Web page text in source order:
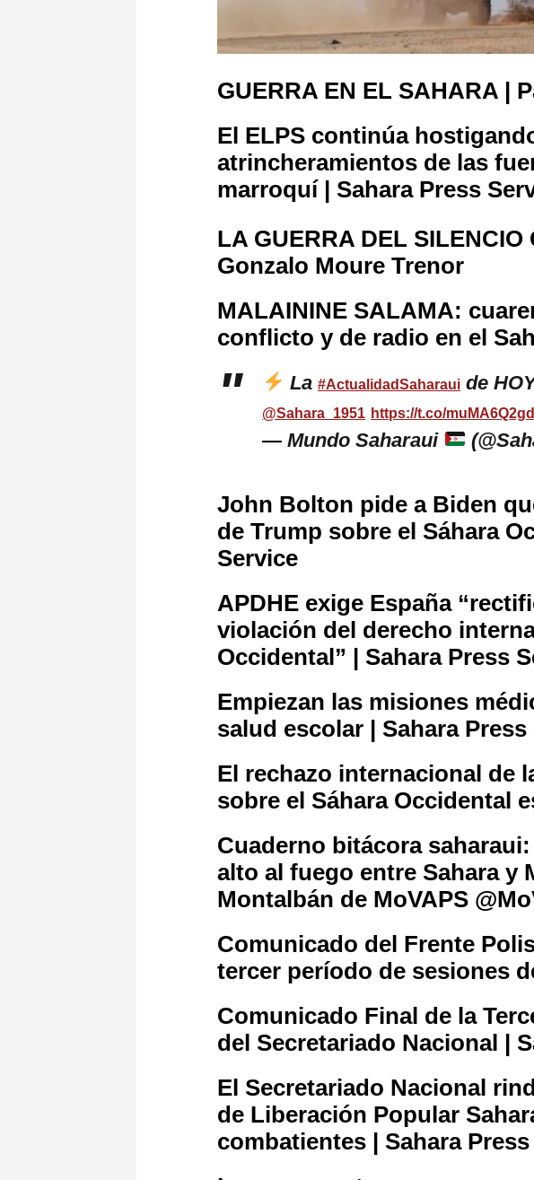
GUERRA EN EL SAHARA |
El ELPS continúa
atrincheramientos de las
marroquí | Sahara Press
LA GUERRA DEL SILENCIO
Gonzalo Moure Trenor
MALAININE SALAMA:
conflicto y de radio en el
La#ActualidadSaharaui de
@Sahara_1951 https://t.co/
— Mundo Saharaui
John Bolton pide a Biden
de Trump sobre el Sáhara
Service
APDHE exige España
violación del derecho
Occidental” | Sahara Press
Empiezan las misiones
salud escolar | Sahara Press
El rechazo internacional de
sobre el Sáhara Occidental
Cuaderno bitácora
alto al fuego entre Sahara y
Montalbán de MoVAPS
Comunicado del Frente
tercer período de sesiones
Comunicado Final de la
del Secretariado Nacional |
El Secretariado Nacional
de Liberación Popular
combatientes | Sahara